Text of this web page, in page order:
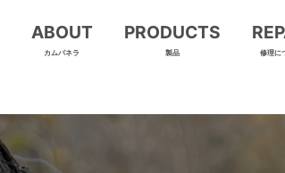
ABOUT
カムパネラ
PRODUCTS
製品 修理に